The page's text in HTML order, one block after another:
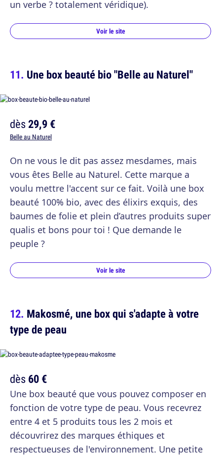
un verbe ? totalement véridique).
Voir le site
Une box beauté bio "Belle au Naturel"
dès29,9 €
Belle au Naturel
On ne vous le dit pas assez mesdames, mais
vous êtes Belle au Naturel. Cette marque a
voulu mettre l'accent sur ce fait. Voilà une box
beauté 100% bio, avec des élixirs exquis, des
baumes de folie et plein d’autres produits super
qualis et bons pour toi ! Que demande le
peuple ?
Voir le site
Makosmé, une box qui s'adapte à votre
type de peau
dès60 €
Une box beauté que vous pouvez composer en
fonction de votre type de peau. Vous recevrez
entre 4 et 5 produits tous les 2 mois et
découvrirez des marques éthiques et
respectueuses de l'environnement. Une petite